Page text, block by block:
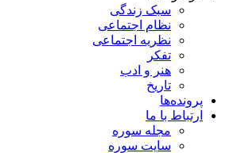
سبک زندگی
نظام اجتماعی
نظریه اجتماعی
تفکر
هنر و ادب
تاریخ
پرونده‌ها
ارتباط با ما
مجله سوره
سایت سوره